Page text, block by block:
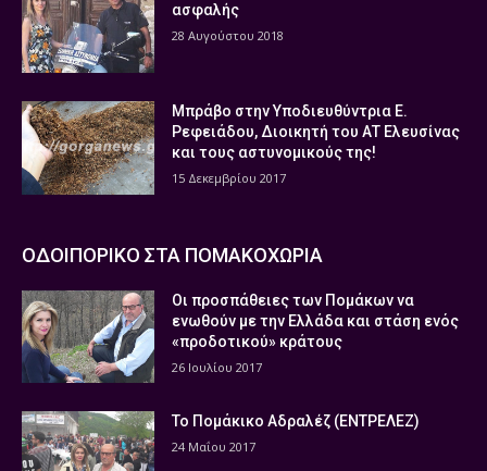
ασφαλής
28 Αυγούστου 2018
Μπράβο στην Υποδιευθύντρια Ε.
Ρεφειάδου, Διοικητή του ΑΤ Ελευσίνας
και τους αστυνομικούς της!
15 Δεκεμβρίου 2017
ΟΔΟΙΠΟΡΙΚΟ ΣΤΑ ΠΟΜΑΚΟΧΩΡΙΑ
Οι προσπάθειες των Πομάκων να
ενωθούν με την Ελλάδα και στάση ενός
«προδοτικού» κράτους
26 Ιουλίου 2017
Το Πομάκικο Αδραλέζ (ΕΝΤΡΕΛΕΖ)
24 Μαΐου 2017